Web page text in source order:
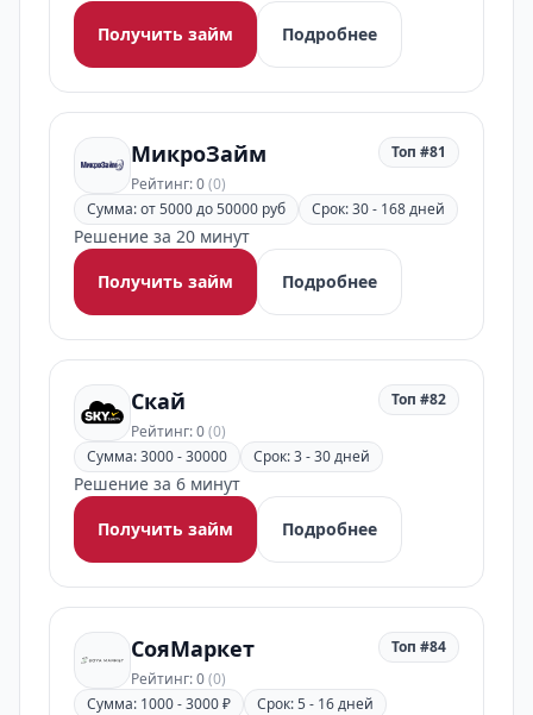
Получить займ
Подробнее
МикроЗайм
Рейтинг: 0(0)
Топ #81
Сумма: от 5000 до 50000 руб Срок: 30 - 168 дней
Решение за 20 минут
Получить займ
Подробнее
Скай
Рейтинг: 0(0)
Топ #82
Сумма: 3000 - 30000 Срок: 3 - 30 дней
Решение за 6 минут
Получить займ
Подробнее
СояМаркет
Рейтинг: 0(0)
Топ #84
Сумма: 1000 - 3000 ₽ Срок: 5 - 16 дней